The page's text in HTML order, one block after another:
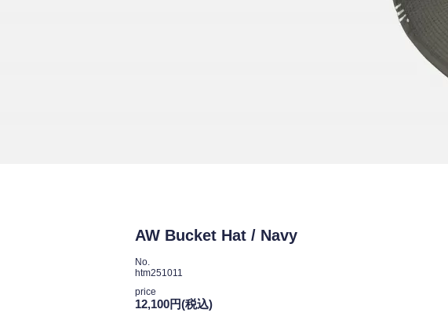
AW Bucket Hat / Navy
No.
htm251011
price
12,100円(税込)